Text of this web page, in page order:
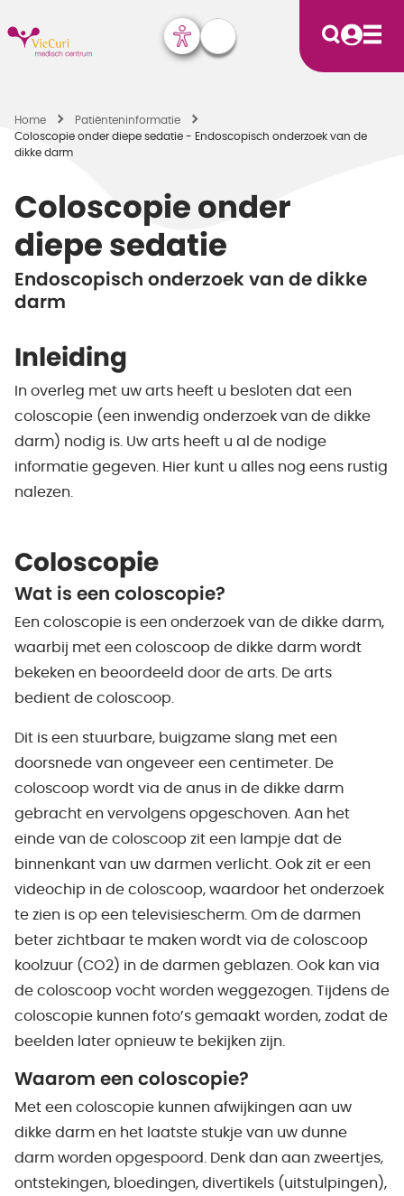
Home
Patiënten­informatie
Coloscopie onder diepe sedatie - Endoscopisch onderzoek van de
dikke darm
Coloscopie onder
diepe sedatie
Endoscopisch onderzoek van de dikke
darm
Inleiding
In overleg met uw arts heeft u besloten dat een
coloscopie (een inwendig onderzoek van de dikke
darm) nodig is. Uw arts heeft u al de nodige
informatie gegeven. Hier kunt u alles nog eens rustig
nalezen.
Coloscopie
Wat is een coloscopie?
Een coloscopie is een onderzoek van de dikke darm,
waarbij met een coloscoop de dikke darm wordt
bekeken en beoordeeld door de arts. De arts
bedient de coloscoop.
Dit is een stuurbare, buigzame slang met een
doorsnede van ongeveer een centimeter. De
coloscoop wordt via de anus in de dikke darm
gebracht en vervolgens opgeschoven. Aan het
einde van de coloscoop zit een lampje dat de
binnenkant van uw darmen verlicht. Ook zit er een
videochip in de coloscoop, waardoor het onderzoek
te zien is op een televisiescherm. Om de darmen
beter zichtbaar te maken wordt via de coloscoop
koolzuur (CO2) in de darmen geblazen. Ook kan via
de coloscoop vocht worden weggezogen. Tijdens de
coloscopie kunnen foto’s gemaakt worden, zodat de
beelden later opnieuw te bekijken zijn.
Waarom een coloscopie?
Met een coloscopie kunnen afwijkingen aan uw
dikke darm en het laatste stukje van uw dunne
darm worden opgespoord. Denk dan aan zweertjes,
ontstekingen, bloedingen, divertikels (uitstulpingen),